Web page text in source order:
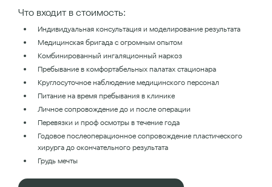
Что входит в стоимость:
Индивидуальная консультация и моделирование результата
Медицинская бригада с огромным опытом
Комбинированный ингаляционный наркоз
Пребывание в комфортабельных палатах стационара
Круглосуточное наблюдение медицинского персонал
Питание на время пребывания в клинике
Личное сопровождение до и после операции
Перевязки и проф осмотры в течение года
Годовое послеоперационное сопровождение пластического
хирурга до окончательного результата
Грудь мечты